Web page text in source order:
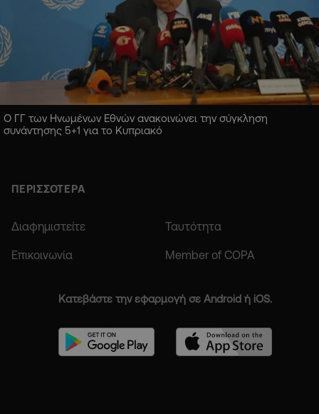
Ο ΓΓ των Ηνωμένων Εθνών ανακοινώνει την σύγκληση
συνάντησης 5+1 για το Κυπριακό
ΠΕΡΙΣΣΟΤΕΡΑ
Διαφημιστείτε Ταυτότητα
Επικοινωνία Member of COPA
Κατεβάστε την εφαρμογή σε Android ή iOS.